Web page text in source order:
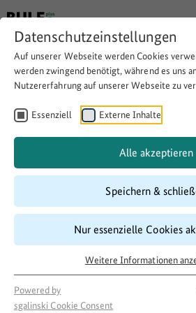
Datenschutzeinstellungen
Auf unserer Webseite werden Cookies
werden zwingend benötigt, während es uns
Nutzererfahrung auf unserer Webseite zu
Essenziell Externe Inhalte
Alle akzeptieren
Speichern &
Nur essenzielle Cookies
Weitere Informationen
Powered by
sgalinski Cookie Consent
Rainer Winkel
Website besuchen
Laufzeit
06/2022
LandKULTUR
Projektakteur
Interessengemeinschaft Rainer Winkel